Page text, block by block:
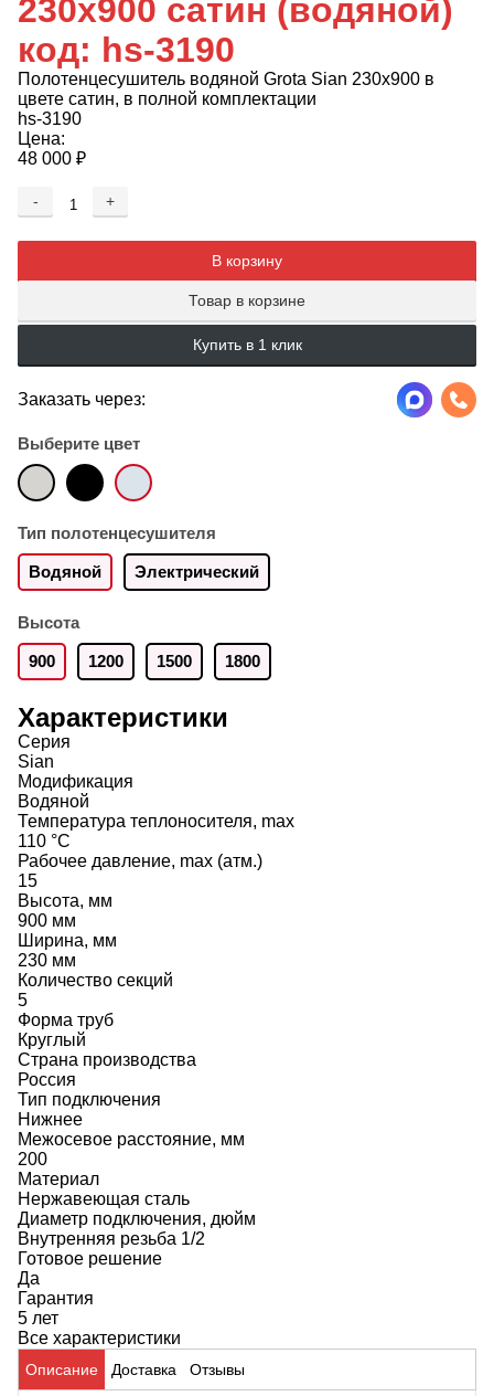
230х900 сатин (водяной)
код: hs-3190
Полотенцесушитель водяной Grota Sian 230х900 в
цвете сатин, в полной комплектации
hs-3190
Цена:
48 000 ₽
-
+
В корзину
Товар в корзине
Купить в 1 клик
Заказать через:
Выберите цвет
Тип полотенцесушителя
Водяной Электрический
Высота
900 1200 1500 1800
Характеристики
Серия
Sian
Модификация
Водяной
Температура теплоносителя, max
110 °C
Рабочее давление, max (атм.)
15
Высота, мм
900 мм
Ширина, мм
230 мм
Количество секций
5
Форма труб
Круглый
Страна производства
Россия
Тип подключения
Нижнее
Межосевое расстояние, мм
200
Материал
Нержавеющая сталь
Диаметр подключения, дюйм
Внутренняя резьба 1/2
Готовое решение
Да
Гарантия
5 лет
Все характеристики
Описание Доставка Отзывы